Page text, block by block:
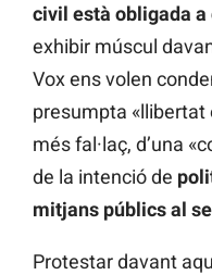
civil està obligada
exhibir múscul
Vox ens volen
presumpta «llibertat
més fal·laç, d’una
de la intenció de
mitjans públics al
Protestar davant